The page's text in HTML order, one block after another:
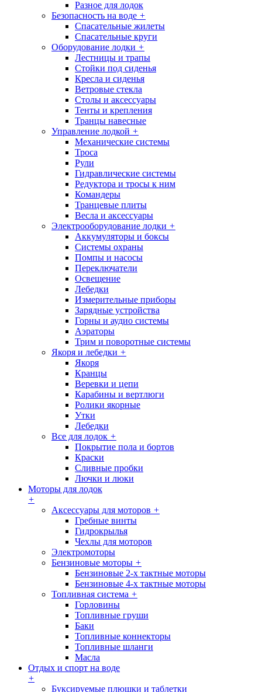
Разное для лодок
Безопасность на воде +
Спасательные жилеты
Спасательные круги
Оборудование лодки +
Лестницы и трапы
Стойки под сиденья
Кресла и сиденья
Ветровые стекла
Столы и аксессуары
Тенты и крепления
Транцы навесные
Управление лодкой +
Механические системы
Троса
Рули
Гидравлические системы
Редуктора и тросы к ним
Командеры
Транцевые плиты
Весла и аксессуары
Электрооборудование лодки +
Аккумуляторы и боксы
Системы охраны
Помпы и насосы
Переключатели
Освещение
Лебедки
Измерительные приборы
Зарядные устройства
Горны и аудио системы
Аэраторы
Трим и поворотные системы
Якоря и лебедки +
Якоря
Кранцы
Веревки и цепи
Карабины и вертлюги
Ролики якорные
Утки
Лебедки
Все для лодок +
Покрытие пола и бортов
Краски
Сливные пробки
Лючки и люки
Моторы для лодок
+
Аксессуары для моторов +
Гребные винты
Гидрокрылья
Чехлы для моторов
Электромоторы
Бензиновые моторы +
Бензиновые 2-х тактные моторы
Бензиновые 4-х тактные моторы
Топливная система +
Горловины
Топливные груши
Баки
Топливные коннекторы
Топливные шланги
Масла
Отдых и спорт на воде
+
Буксируемые плюшки и таблетки